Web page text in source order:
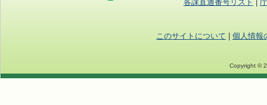
各課直通番号リスト
このサイトについて 個人情報
Copyright ©